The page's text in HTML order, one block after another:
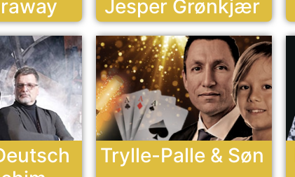
Jesper Grønkjær
Trylle-Palle & Søn